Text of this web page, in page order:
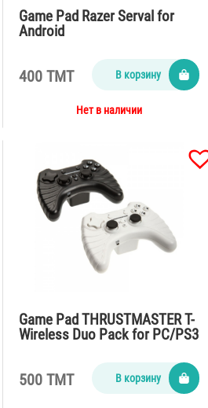
Game Pad Razer Serval for
Android
400 TMT В корзину
Нет в наличии
Game Pad THRUSTMASTER T-
Wireless Duo Pack for PC/PS3
500 TMT В корзину